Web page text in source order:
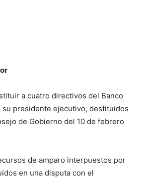
a cuatro directivos del Banco
su presidente ejecutivo, destituidos
de Gobierno del 10 de febrero
de amparo interpuestos por
en una disputa con el